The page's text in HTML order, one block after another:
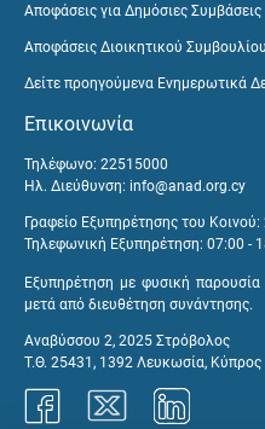
Αποφάσεις για Δημόσιες Συμβάσεις
Αποφάσεις Διοικητικού Συμβουλίου
Δείτε προηγούμενα Ενημερωτικά
Επικοινωνία
Τηλέφωνο: 22515000
Ηλ. Διεύθυνση: info@anad.org.cy
Γραφείο Εξυπηρέτησης του
Τηλεφωνική Εξυπηρέτηση: 07:00 -
Εξυπηρέτηση με φυσική παρουσία
μετά από διευθέτηση συνάντησης.
Αναβύσσου 2, 2025 Στρόβολος
Τ.Θ. 25431, 1392 Λευκωσία, Κύπρος